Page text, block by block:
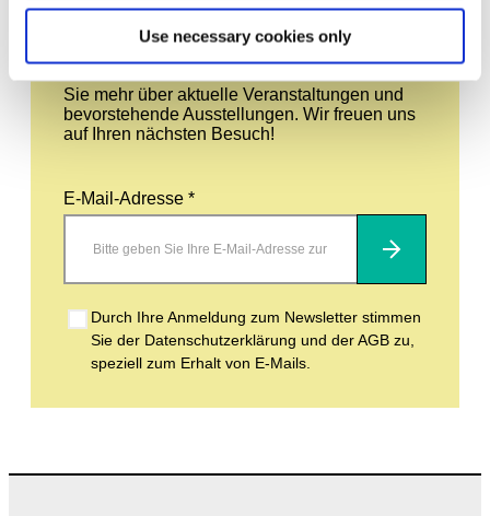
Use necessary cookies only
Sie mehr über aktuelle Veranstaltungen und
bevorstehende Ausstellungen. Wir freuen uns
auf Ihren nächsten Besuch!
E-Mail-Adresse *
Abonnieren
Durch Ihre Anmeldung zum Newsletter stimmen
Sie der Datenschutzerklärung und der AGB zu,
speziell zum Erhalt von E-Mails.